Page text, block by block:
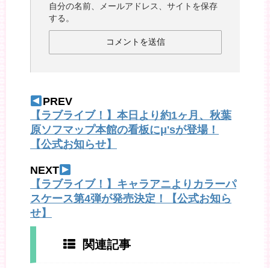
自分の名前、メールアドレス、サイトを保存
する。
PREV
【ラブライブ！】本日より約1ヶ月、秋葉
原ソフマップ本館の看板にμ'sが登場！
【公式お知らせ】
NEXT
【ラブライブ！】キャラアニよりカラーパ
スケース第4弾が発売決定！【公式お知ら
せ】
関連記事